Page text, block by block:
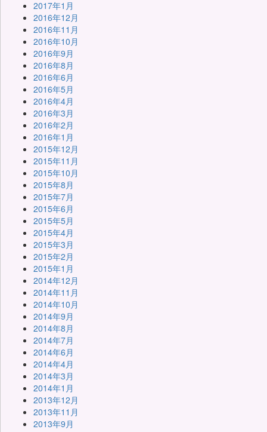
2017年1月
2016年12月
2016年11月
2016年10月
2016年9月
2016年8月
2016年6月
2016年5月
2016年4月
2016年3月
2016年2月
2016年1月
2015年12月
2015年11月
2015年10月
2015年8月
2015年7月
2015年6月
2015年5月
2015年4月
2015年3月
2015年2月
2015年1月
2014年12月
2014年11月
2014年10月
2014年9月
2014年8月
2014年7月
2014年6月
2014年4月
2014年3月
2014年1月
2013年12月
2013年11月
2013年9月